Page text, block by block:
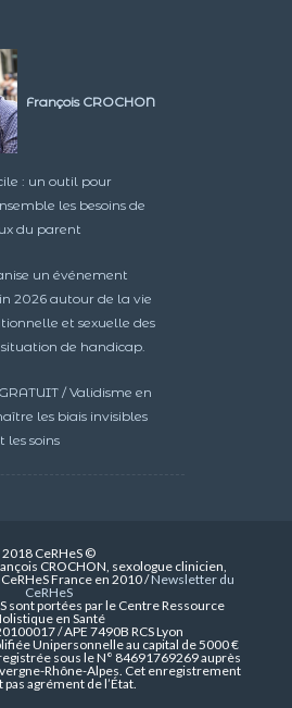
François CROCHON
: un outil pour
les besoins de
du parent
un événement
2026 autour de la vie
et sexuelle des
de handicap.
/ Validisme en
les biais invisibles
soins
2018 CeRHeS ©
CROCHON, sexologue clinicien,
France en 2010 /Newsletter du
CeRHeS
sont portées par le Centre Ressource
en Santé
/ APE 7490B RCS Lyon
Unipersonnelle au capital de 5000 €
sous le N° 84691769269 auprès
Rhône-Alpes. Cet enregistrement
pas agrément de l’État.